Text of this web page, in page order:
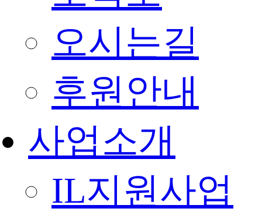
오시는길
후원안내
사업소개
IL지원사업